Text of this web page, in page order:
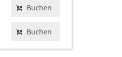
Buchen
Buchen